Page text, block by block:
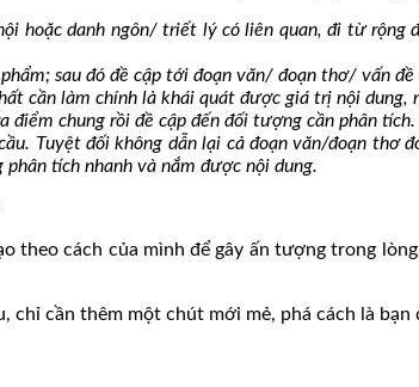
hoặc danh ngôn/ triết lý có liên quan, đi từ rộng
sau đó đề cập tới đoạn văn/ đoạn thơ/ vấn đề
cần làm chính là khái quát được giá trị nội dung,
chung rồi đề cập đến đối tượng cần phân
Tuyệt đối không dẫn lại cả đoạn văn/đoạn
phân tích nhanh và nắm được nội dung.
theo cách của mình để gây ấn tượng trong
cần thêm một chút mới mẻ, phá cách là bạn